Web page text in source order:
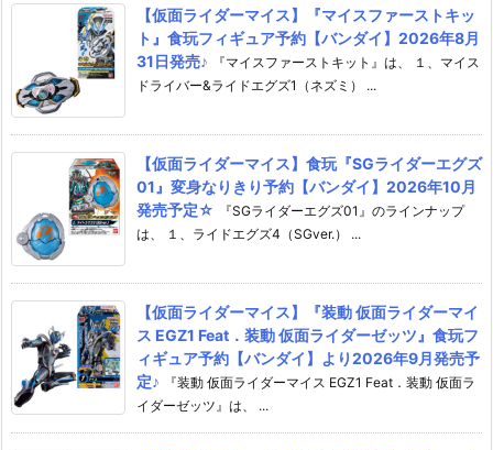
【仮面ライダーマイス】『マイスファーストキッ
ト』食玩フィギュア予約【バンダイ】2026年8月
31日発売♪
『マイスファーストキット』は、 １、マイス
ドライバー&ライドエグズ1（ネズミ） ...
【仮面ライダーマイス】食玩『SGライダーエグズ
01』変身なりきり予約【バンダイ】2026年10月
発売予定☆
『SGライダーエグズ01』のラインナップ
は、 １、ライドエグズ4（SGver.） ...
【仮面ライダーマイス】『装動 仮面ライダーマイ
ス EGZ1 Feat．装動 仮面ライダーゼッツ』食玩フ
ィギュア予約【バンダイ】より2026年9月発売予
定♪
『装動 仮面ライダーマイス EGZ1 Feat．装動 仮面ラ
イダーゼッツ』は、 ...